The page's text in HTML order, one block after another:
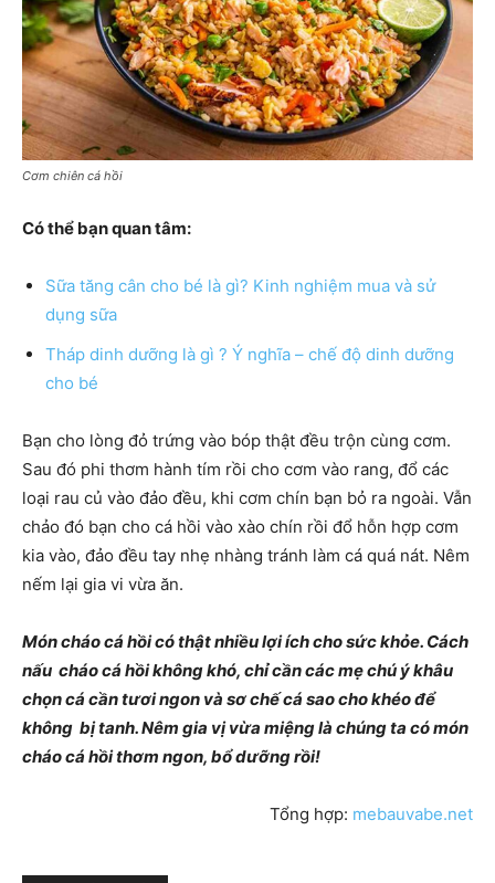
Cơm chiên cá hồi
Có thể bạn quan tâm:
Sữa tăng cân cho bé là gì? Kinh nghiệm mua và sử
dụng sữa
Tháp dinh dưỡng là gì ? Ý nghĩa – chế độ dinh dưỡng
cho bé
Bạn cho lòng đỏ trứng vào bóp thật đều trộn cùng cơm.
Sau đó phi thơm hành tím rồi cho cơm vào rang, đổ các
loại rau củ vào đảo đều, khi cơm chín bạn bỏ ra ngoài. Vẫn
chảo đó bạn cho cá hồi vào xào chín rồi đổ hỗn hợp cơm
kia vào, đảo đều tay nhẹ nhàng tránh làm cá quá nát. Nêm
nếm lại gia vi vừa ăn.
Món cháo cá hồi có thật nhiều lợi ích cho sức khỏe. Cách
nấu cháo cá hồi không khó, chỉ cần các mẹ chú ý khâu
chọn cá cần tươi ngon và sơ chế cá sao cho khéo để
không bị tanh. Nêm gia vị vừa miệng là chúng ta có món
cháo cá hồi thơm ngon, bổ dưỡng rồi!
Tổng hợp: mebauvabe.net